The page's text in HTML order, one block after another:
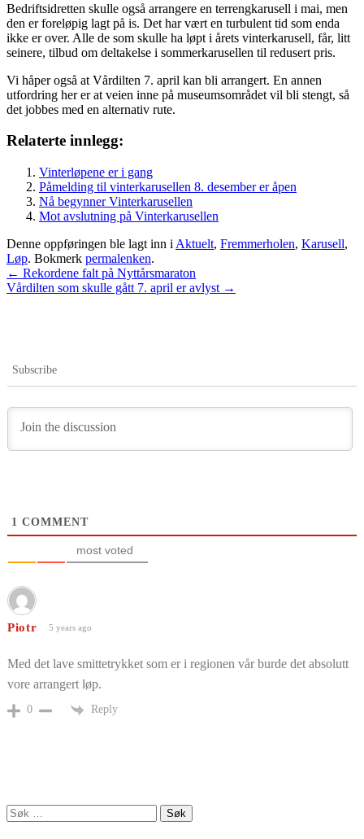
Bedriftsidretten skulle også arrangere en terrengkarusell i mai, men
den er foreløpig lagt på is. Det har vært en turbulent tid som enda
ikke er over. Alle de som skulle ha løpt i årets vinterkarusell, får, litt
seinere, tilbud om deltakelse i sommerkarusellen til redusert pris.
Vi håper også at Vårdilten 7. april kan bli arrangert. En annen
utfordring her er at veien inne på museumsområdet vil bli stengt, så
det jobbes med en alternativ rute.
Relaterte innlegg:
Vinterløpene er i gang
Påmelding til vinterkarusellen 8. desember er åpen
Nå begynner Vinterkarusellen
Mot avslutning på Vinterkarusellen
Denne oppføringen ble lagt inn i Aktuelt, Fremmerholen, Karusell,
Løp. Bokmerk permalenken.
Innleggsnavigasjon
← Rekordene falt på Nyttårsmaraton
Vårdilten som skulle gått 7. april er avlyst →
Subscribe
1 COMMENT
most voted
Piotr 5 years ago
Med det lave smittetrykket som er i regionen vår burde det absolutt
vore arrangert løp.
0 Reply
Søk
etter: